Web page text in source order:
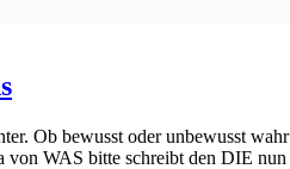
Ob bewusst oder unbewusst
von WAS bitte schreibt den DIE